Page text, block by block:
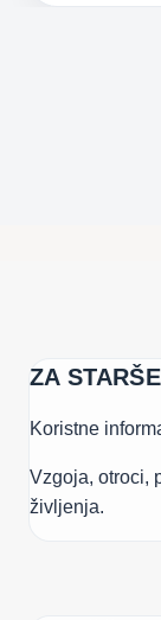
JE
ZA STARŠE
Koristne
Vzgoja, otroci,
življenja.